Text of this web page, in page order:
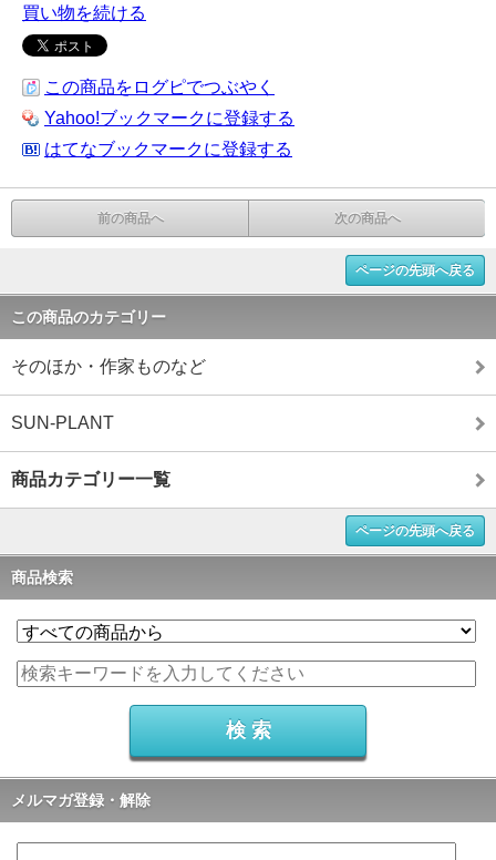
買い物を続ける
この商品をログピでつぶやく
Yahoo!ブックマークに登録する
はてなブックマークに登録する
前の商品へ 次の商品へ
ページの先頭へ戻る
この商品のカテゴリー
そのほか・作家ものなど
SUN-PLANT
商品カテゴリー一覧
ページの先頭へ戻る
商品検索
メルマガ登録・解除